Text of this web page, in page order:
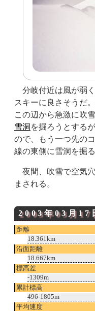
分岐付近は風が弱
スキーに良さそうだ。
この辺から急激に吹
雪洞 を掘ろうとする
ので、もう一つ先の
線の東側に雪洞を掘
夜間、吹雪で空気
まされる。
2003年03月17
距離
18.361km
沿面距離
18.667km
標高差
-1309m
累計標高
496-1805m
平均速度